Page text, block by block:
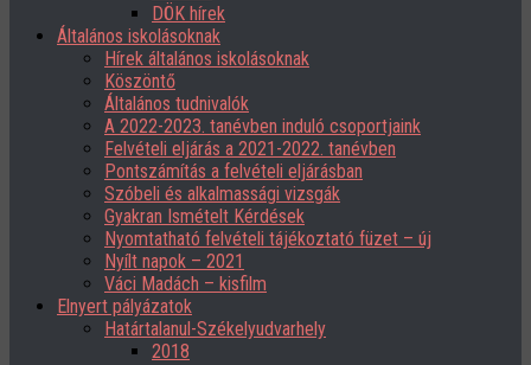
DÖK hírek
Általános iskolásoknak
Hírek általános iskolásoknak
Köszöntő
Általános tudnivalók
A 2022-2023. tanévben induló csoportjaink
Felvételi eljárás a 2021-2022. tanévben
Pontszámítás a felvételi eljárásban
Szóbeli és alkalmassági vizsgák
Gyakran Ismételt Kérdések
Nyomtatható felvételi tájékoztató füzet – új
Nyílt napok – 2021
Váci Madách – kisfilm
Elnyert pályázatok
Határtalanul-Székelyudvarhely
2018